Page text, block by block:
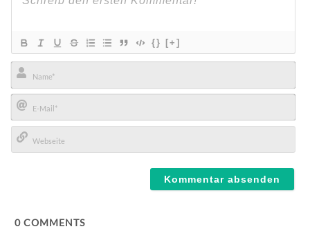
{} [+]
Name*
E-
Mail*
0 COMMENTS